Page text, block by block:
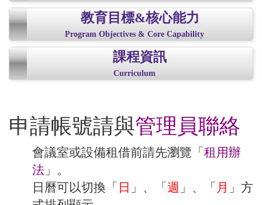
教育目標&核心能力
Program Objectives & Core Capability
課程資訊
Curriculum
申請帳號請與管理員聯絡
會議室或設備租借前請先瀏覽「 租用辦
法 」。
日曆可以切換「 日 」、「 週 」、「 月 」方